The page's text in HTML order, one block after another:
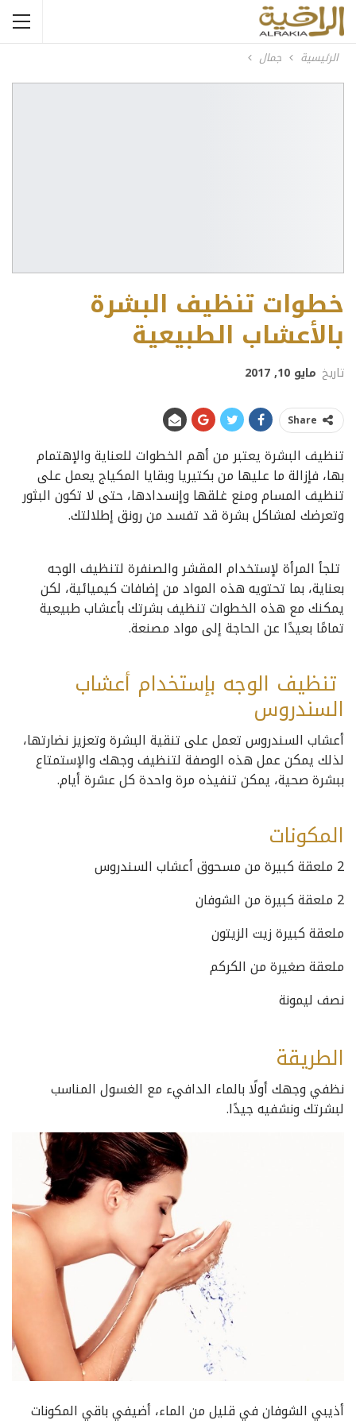
الرئيسية جمال
خطوات تنظيف البشرة
بالأعشاب الطبيعية
تاريخ مايو 10, 2017
Share
تنظيف البشرة يعتبر من أهم الخطوات للعناية والإهتمام
بها، فإزالة ما عليها من بكتيريا وبقايا المكياج يعمل على
تنظيف المسام ومنع غلقها وإنسدادها، حتى لا تكون البثور
وتعرضك لمشاكل بشرة قد تفسد من رونق إطلالتك.
تلجأ المرأة لإستخدام المقشر والصنفرة لتنظيف الوجه
بعناية، بما تحتويه هذه المواد من إضافات كيميائية، لكن
يمكنك مع هذه الخطوات تنظيف بشرتك بأعشاب طبيعية
تمامًا بعيدًا عن الحاجة إلى مواد مصنعة.
تنظيف الوجه بإستخدام أعشاب
السندروس
أعشاب السندروس تعمل على تنقية البشرة وتعزيز نضارتها،
لذلك يمكن عمل هذه الوصفة لتنظيف وجهك والإستمتاع
ببشرة صحية، يمكن تنفيذه مرة واحدة كل عشرة أيام.
المكونات
2 ملعقة كبيرة من مسحوق أعشاب السندروس
2 ملعقة كبيرة من الشوفان
ملعقة كبيرة زيت الزيتون
ملعقة صغيرة من الكركم
نصف ليمونة
الطريقة
نظفي وجهك أولًا بالماء الدافيء مع الغسول المناسب
لبشرتك ونشفيه جيدًا.
أذيبي الشوفان في قليل من الماء، أضيفي باقي المكونات